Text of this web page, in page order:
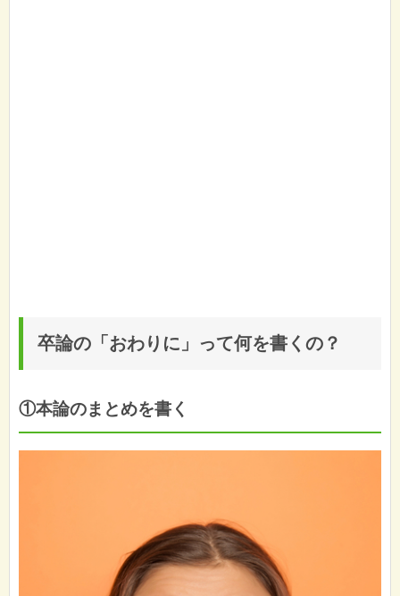
卒論の「おわりに」って何を書くの？
①本論のまとめを書く